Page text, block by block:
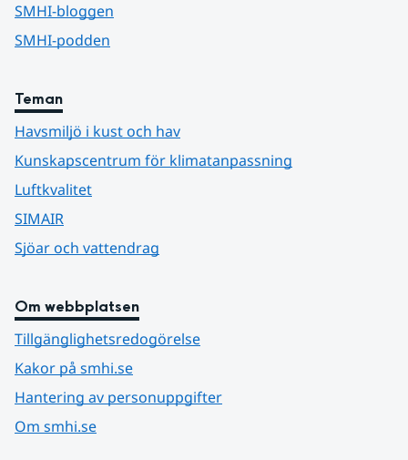
SMHI-bloggen
SMHI-podden
Teman
Havsmiljö i kust och hav
Kunskapscentrum för klimatanpassning
Luftkvalitet
SIMAIR
Sjöar och vattendrag
Om webbplatsen
Tillgänglighetsredogörelse
Kakor på smhi.se
Hantering av personuppgifter
Om smhi.se